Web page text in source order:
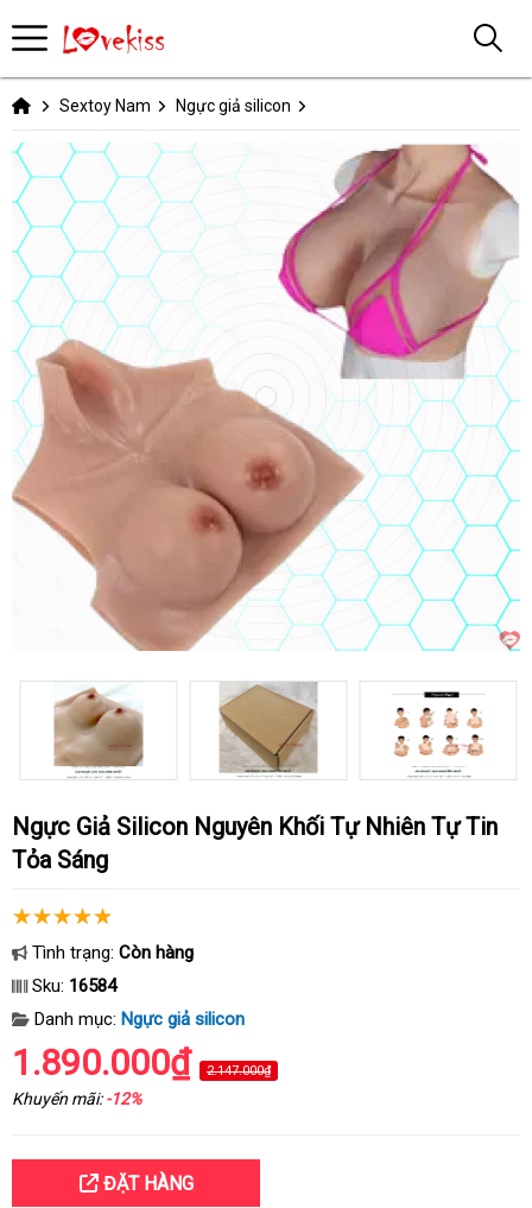
Sextoy Nam Ngực giả silicon
Ngực Giả Silicon Nguyên Khối Tự Nhiên Tự Tin
Tỏa Sáng
Tình trạng: Còn hàng
Sku: 16584
Danh mục: Ngực giả silicon
1.890.000₫ 2.147.000₫
Khuyến mãi:-12%
ĐẶT HÀNG